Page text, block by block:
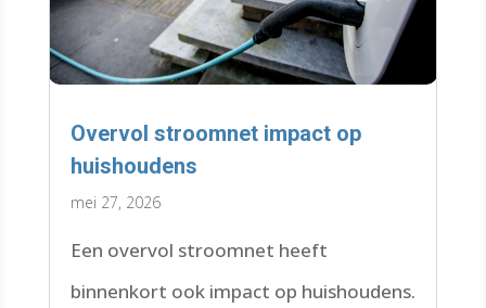
Overvol stroomnet impact op
huishoudens
mei 27, 2026
Een overvol stroomnet heeft
binnenkort ook impact op huishoudens.